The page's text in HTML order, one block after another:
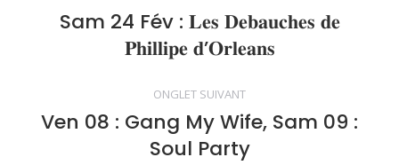
de
commentaire
Onglet
précédent
Sam 24 Fév : 𝐋𝐞𝐬 𝐃𝐞𝐛𝐚𝐮𝐜𝐡𝐞𝐬 𝐝𝐞
𝐏𝐡𝐢𝐥𝐥𝐢𝐩𝐞 𝐝’𝐎𝐫𝐥𝐞𝐚𝐧𝐬
ONGLET SUIVANT
Onglet
suivant
Ven 08 : Gang My Wife, Sam 09 :
Soul Party